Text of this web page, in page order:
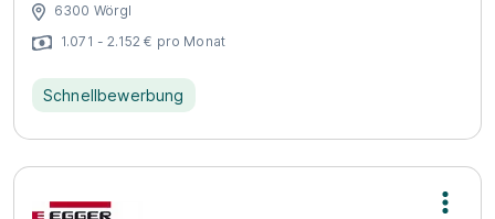
6300 Wörgl
1.071 - 2.152 € pro Monat
Schnellbewerbung